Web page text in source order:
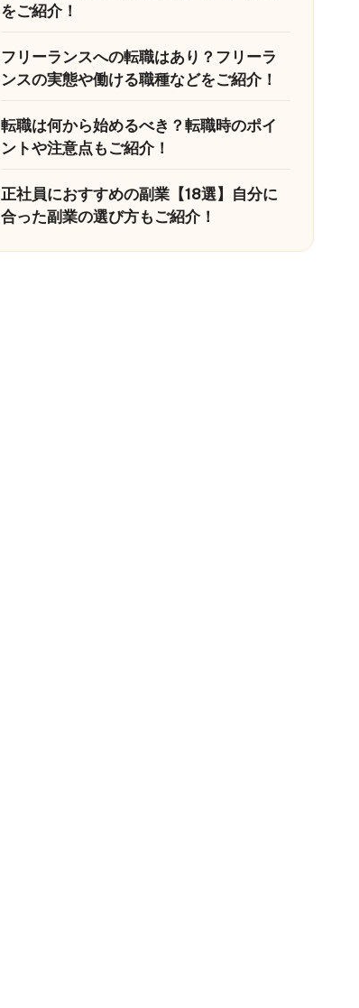
をご紹介！
フリーランスへの転職はあり？フリーラ
ンスの実態や働ける職種などをご紹介！
転職は何から始めるべき？転職時のポイ
ントや注意点もご紹介！
正社員におすすめの副業【18選】自分に
合った副業の選び方もご紹介！